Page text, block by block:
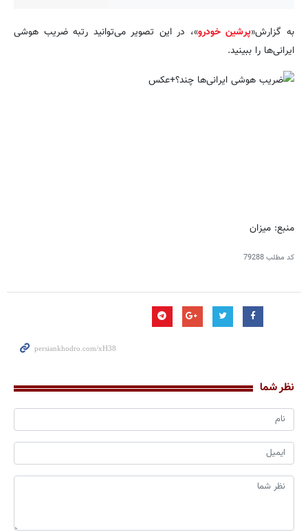
به گزارش«پرشین خودرو»، در این تصویر می‌توانید رتبه ضریب هوشی
ایرانی‌ها را ببینید.
منبع: میزان
کد مطلب79288
نظر شما